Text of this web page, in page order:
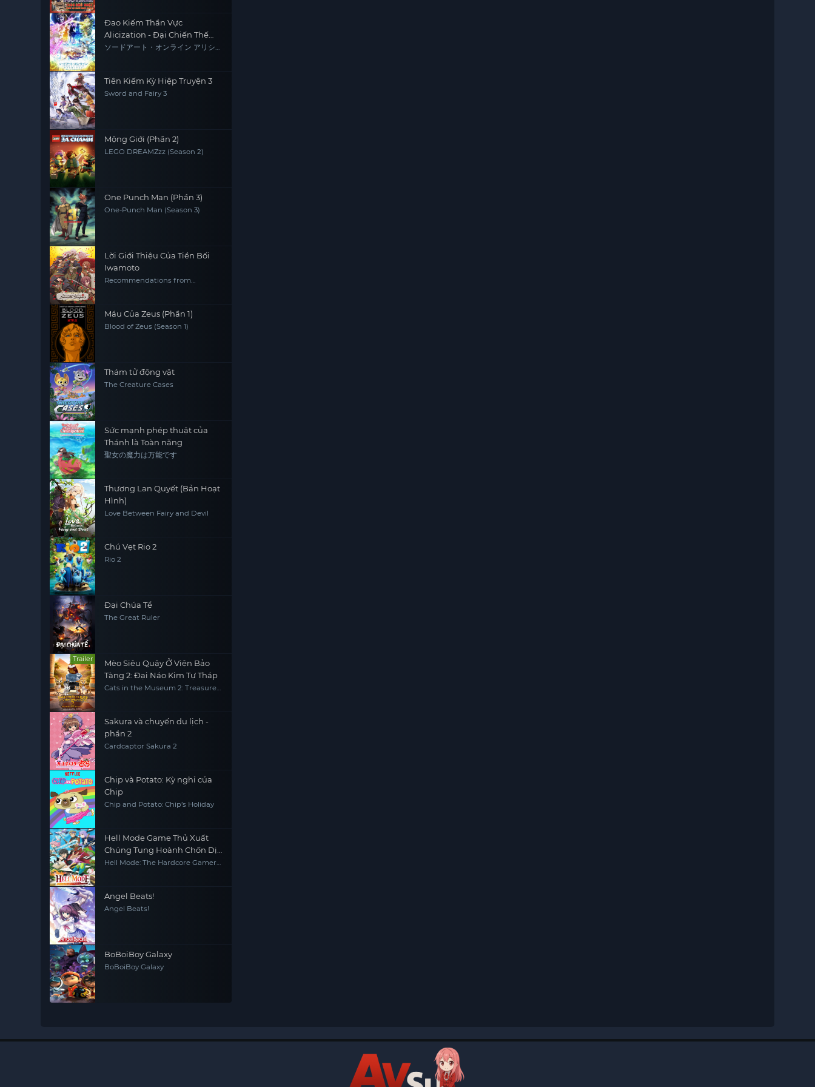
Đao Kiếm Thần Vực
Alicization - Đại Chiến Thế
Giới Ngầm Mùa Cuối
ソードアート・オンライン アリシゼ
Tiên Kiếm Kỳ Hiệp Truyện 3
Sword and Fairy 3
Mộng Giới (Phần 2)
LEGO DREAMZzz (Season 2)
One Punch Man (Phần 3)
One-Punch Man (Season 3)
Lời Giới Thiệu Của Tiền Bối
Iwamoto
Recommendations from
Máu Của Zeus (Phần 1)
Blood of Zeus (Season 1)
Thám tử động vật
The Creature Cases
Sức mạnh phép thuật của
Thánh là Toàn năng
聖女の魔力は万能です
Thương Lan Quyết (Bản Hoạt
Hình)
Love Between Fairy and Devil
Chú Vẹt Rio 2
Rio 2
Đại Chúa Tể
The Great Ruler
Trailer
Mèo Siêu Quậy Ở Viện Bảo
Tàng 2: Đại Náo Kim Tự Tháp
Cats in the Museum 2: Treasures
Sakura và chuyến du lịch -
phần 2
Cardcaptor Sakura 2
Chip và Potato: Kỳ nghỉ của
Chip
Chip and Potato: Chip’s Holiday
Hell Mode Game Thủ Xuất
Chúng Tung Hoành Chốn Dị
Giới Hỗn Nguyên
Hell Mode: The Hardcore Gamer
Angel Beats!
Angel Beats!
BoBoiBoy Galaxy
BoBoiBoy Galaxy